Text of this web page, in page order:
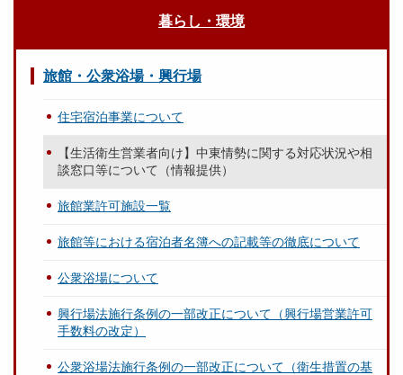
暮らし・環境
旅館・公衆浴場・興行場
住宅宿泊事業について
【生活衛生営業者向け】中東情勢に関する対応状況や相
談窓口等について（情報提供）
旅館業許可施設一覧
旅館等における宿泊者名簿への記載等の徹底について
公衆浴場について
興行場法施行条例の一部改正について（興行場営業許可
手数料の改定）
公衆浴場法施行条例の一部改正について（衛生措置の基